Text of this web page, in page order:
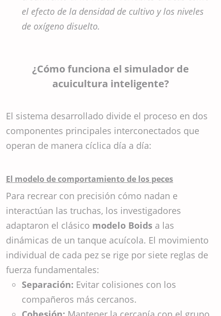
el efecto de la densidad de cultivo y los niveles
de oxígeno disuelto.
¿Cómo funciona el simulador de
acuicultura inteligente?
El sistema desarrollado divide el proceso en dos
componentes principales interconectados que
operan de manera cíclica día a día:
El modelo de comportamiento de los peces
Para recrear con precisión cómo nadan e
interactúan las truchas, los investigadores
adaptaron el clásico modelo Boids a las
dinámicas de un tanque acuícola. El movimiento
individual de cada pez se rige por siete reglas de
fuerza fundamentales:
Separación: Evitar colisiones con los
compañeros más cercanos.